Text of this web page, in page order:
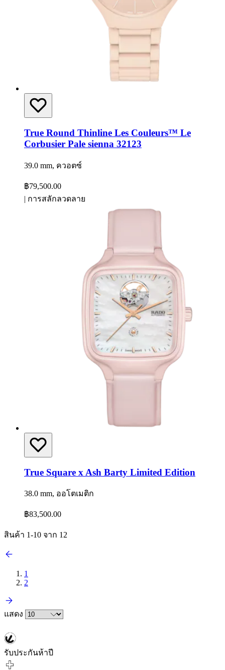
True Round Thinline Les Couleurs™ Le
Corbusier Pale sienna 32123
39.0 mm, ควอตซ์
฿79,500.00
| การสลักลวดลาย
True Square x Ash Barty Limited Edition
38.0 mm, ออโตเมติก
฿83,500.00
สินค้า 1-10 จาก 12
1
2
แสดง
รับประกันห้าปี